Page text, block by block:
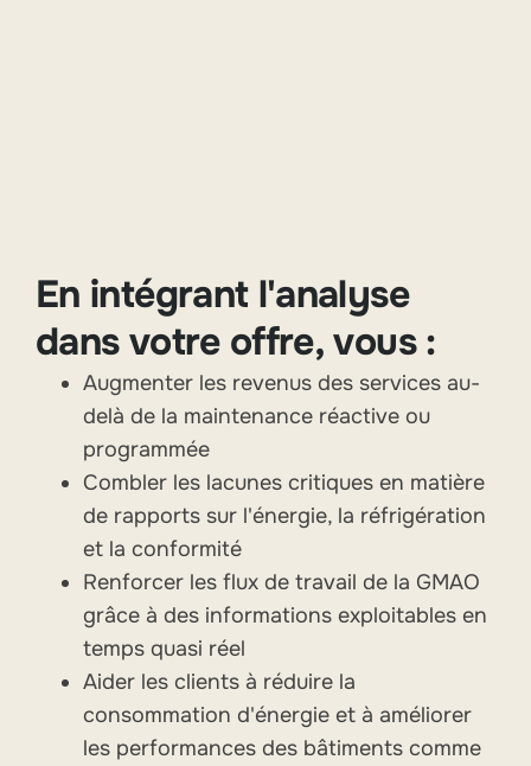
En intégrant l'analyse
dans votre offre, vous :
Augmenter les revenus des services au-
delà de la maintenance réactive ou
programmée
Combler les lacunes critiques en matière
de rapports sur l'énergie, la réfrigération
et la conformité
Renforcer les flux de travail de la GMAO
grâce à des informations exploitables en
temps quasi réel
Aider les clients à réduire la
consommation d'énergie et à améliorer
les performances des bâtiments comme